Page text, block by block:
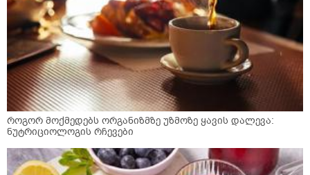
როგორ მოქმედებს ორგანიზმზე უზმოზე ყავის დალევა:
ნუტრიციოლოგის რჩევები